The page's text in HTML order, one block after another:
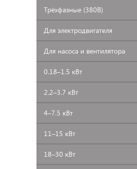
Трёхфазные (380В)
Для электродвигателя
Для насоса и вентилятора
0.18–1.5 кВт
2.2–3.7 кВт
4–7.5 кВт
11–15 кВт
18–30 кВт